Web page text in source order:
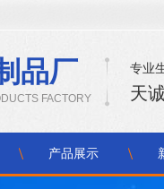
品厂
FACTORY
专业
天
产品展示